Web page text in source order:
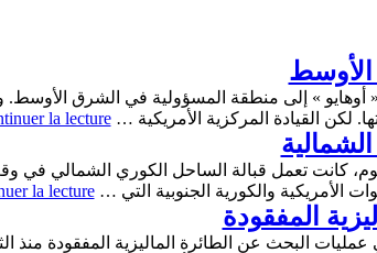
« أوهايو » إلى منطقة المسؤولية في الشرق
لكن القيادة المركزية الأمريكية …la lecture
كانت تعمل قبالة الساحل الكوري الشمالي في
الأمريكية والكورية الجنوبية التي …la lecture
المفقودة
عمليات البحث عن الطائرة الماليزية المفقودة